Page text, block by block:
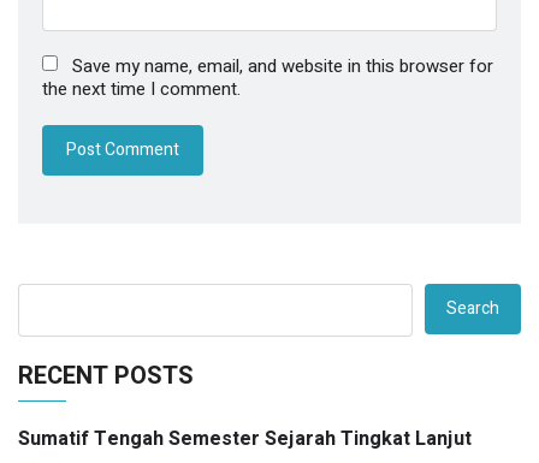
Save my name, email, and website in this browser for
the next time I comment.
Search
RECENT POSTS
Sumatif Tengah Semester Sejarah Tingkat Lanjut